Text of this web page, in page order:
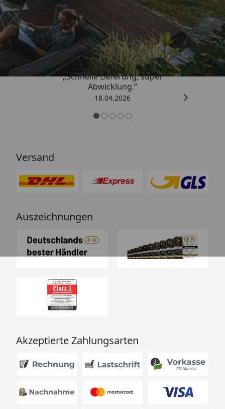
Trusted Shops
5,00/ 5
„Schnelle Lieferung, super
Abwicklung.“
18.04.2026
Versand
Auszeichnungen
Akzeptierte Zahlungsarten